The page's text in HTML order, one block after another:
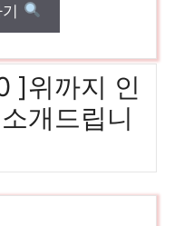
]위까지 인
개드립니